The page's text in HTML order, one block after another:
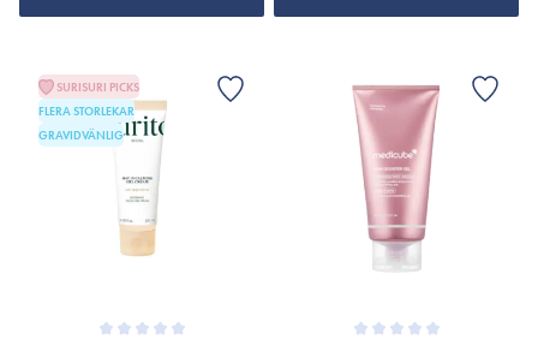
SURISURI PICKS
FLERA STORLEKAR
GRAVIDVÄNLIG